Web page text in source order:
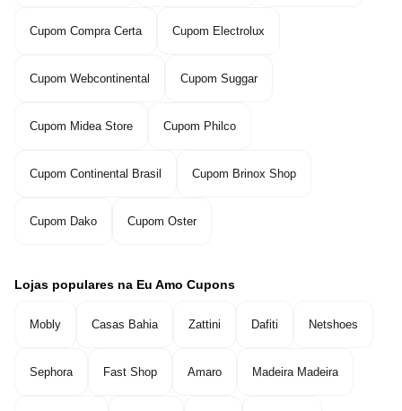
Cupom Compra Certa Cupom Electrolux
Cupom Webcontinental Cupom Suggar
Cupom Midea Store Cupom Philco
Cupom Continental Brasil Cupom Brinox Shop
Cupom Dako Cupom Oster
Lojas populares na Eu Amo Cupons
Mobly Casas Bahia Zattini Dafiti Netshoes
Sephora Fast Shop Amaro Madeira Madeira